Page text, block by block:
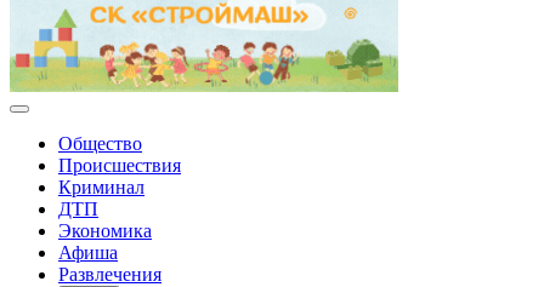
Общество
Происшествия
Криминал
ДТП
Экономика
Афиша
Развлечения